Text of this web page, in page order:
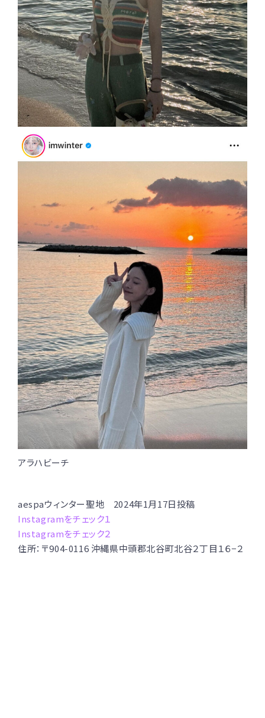
アラハビーチ
aespaウィンター聖地 2024年1月17日投稿
Instagramをチェック１
Instagramをチェック２
住所：〒904-0116 沖縄県中頭郡北谷町北谷２丁目１６−２